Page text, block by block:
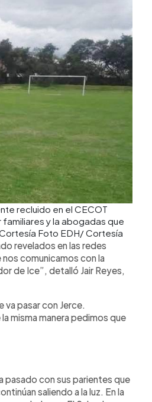
recluido en el CECOT
y la abogadas que
Foto EDH/ Cortesía
revelados en las redes
comunicamos con la
de Ice”, detalló Jair Reyes,
va pasar con Jerce.
misma manera pedimos que
pasado con sus parientes que
saliendo a la luz. En la